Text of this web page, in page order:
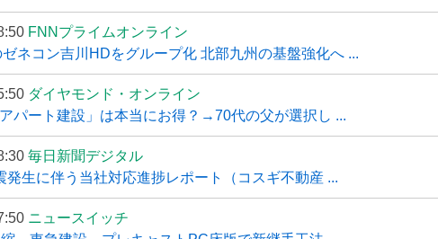
FNNプライムオンライン
ネコン吉川HDをグループ化 北部九州の基盤強化へ ...
ダイヤモンド・オンライン
アパート建設」は本当にお得？→70代の父が選択し ...
毎日新聞デジタル
発生に伴う当社対応進捗レポート（コスギ不動産 ...
ニュースイッチ